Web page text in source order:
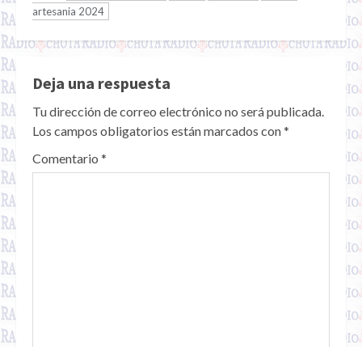
artesania 2024
Deja una respuesta
Tu dirección de correo electrónico no será publicada.
Los campos obligatorios están marcados con*
Comentario *